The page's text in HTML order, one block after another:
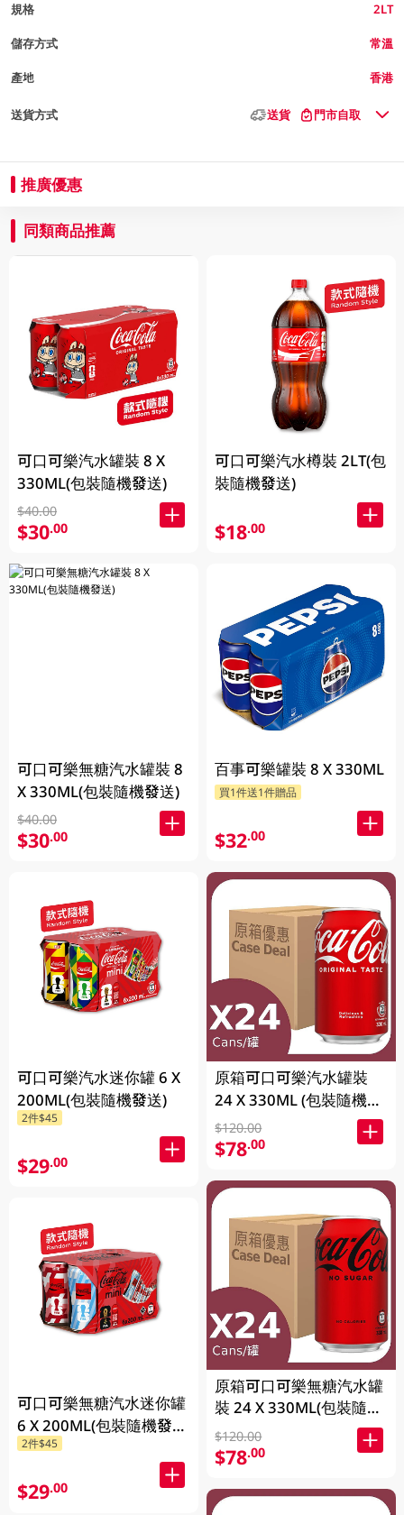
規格 2LT
儲存方式 常溫
產地 香港
送貨方式 送貨 門市自取
推廣優惠
同類商品推薦
可口可樂汽水罐裝 8 X
330ML(包裝隨機發送)
$40.00
$30.00
可口可樂無糖汽水罐裝 8
X 330ML(包裝隨機發送)
$40.00
$30.00
可口可樂汽水迷你罐 6 X
200ML(包裝隨機發送)
2件$45
$29.00
可口可樂無糖汽水迷你罐
6 X 200ML(包裝隨機發
送)
2件$45
$29.00
可口可樂汽水樽裝 2LT(包
裝隨機發送)
$18.00
百事可樂罐裝 8 X 330ML
買1件送1件贈品
$32.00
原箱可口可樂汽水罐裝
24 X 330ML (包裝隨機發
送)
$120.00
$78.00
原箱可口可樂無糖汽水罐
裝 24 X 330ML(包裝隨機
發送)
$120.00
$78.00